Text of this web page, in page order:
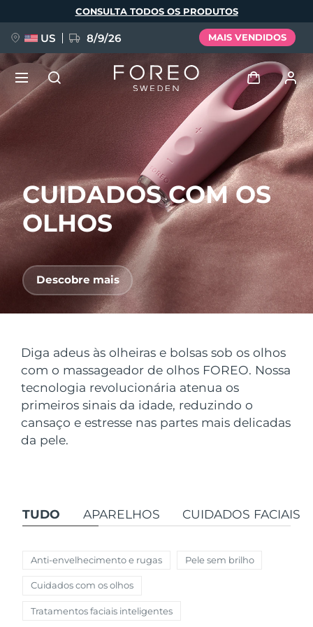
principal
CUIDADOS COM OS
OLHOS
Descobre mais
Diga adeus às olheiras e bolsas sob os olhos
com o massageador de olhos FOREO. Nossa
tecnologia revolucionária atenua os
primeiros sinais da idade, reduzindo o
cansaço e estresse nas partes mais delicadas
da pele.
TUDO APARELHOS CUIDADOS FACIAIS
Anti-envelhecimento e rugas Pele sem brilho
Cuidados com os olhos
Tratamentos faciais inteligentes
CONSULTA TODOS OS PRODUTOS
US 8/9/26 MAIS VENDIDOS
Entrar
Perfil de usuário
Meus aparelhos
Meus pedidos
Meus endereços
As minhas subscrições
FAQ™ Pure Beauty-Tech Elixir
BREAKING NEWS
issa™ Teeth Whitening Set
FAQ™ Dual LED Panel
POPULAR
Terapia com luz vermelha
English Deutsch
Español
Français
Italiano
Português
Polski
Svenska
Русский
Türkçe
简体中文 繁體中文
País de envio
Estados Unidos Entrega prevista8/9/26
Reino Unido Entrega prevista
Espanha Entrega prevista8/8/26
Alemanha
Canadá Entrega prevista
Austrália